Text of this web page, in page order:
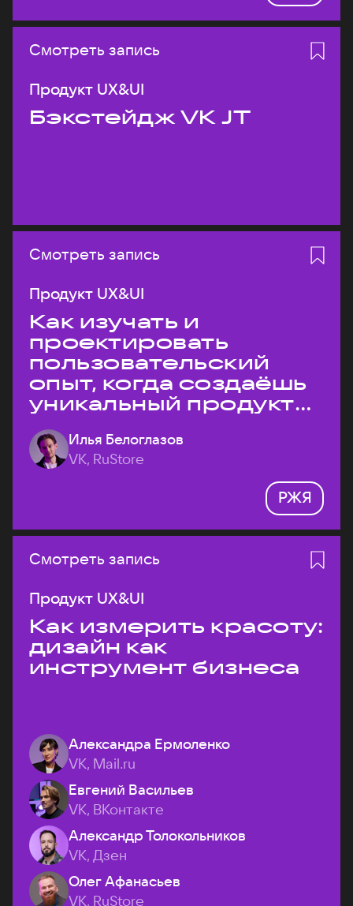
Смотреть запись
Продукт UX&UI
Бэкстейдж VK JT
Смотреть запись
Продукт UX&UI
Как изучать и
проектировать
пользовательский
опыт, когда создаёшь
уникальный продукт
на рынке?
Илья Белоглазов
VK, RuStore
РЖЯ
Смотреть запись
Продукт UX&UI
Как измерить красоту:
дизайн как
инструмент бизнеса
Александра Ермоленко
VK, Mail.ru
Евгений Васильев
VK, ВКонтакте
Александр Толокольников
VK, Дзен
Олег Афанасьев
VK, RuStore